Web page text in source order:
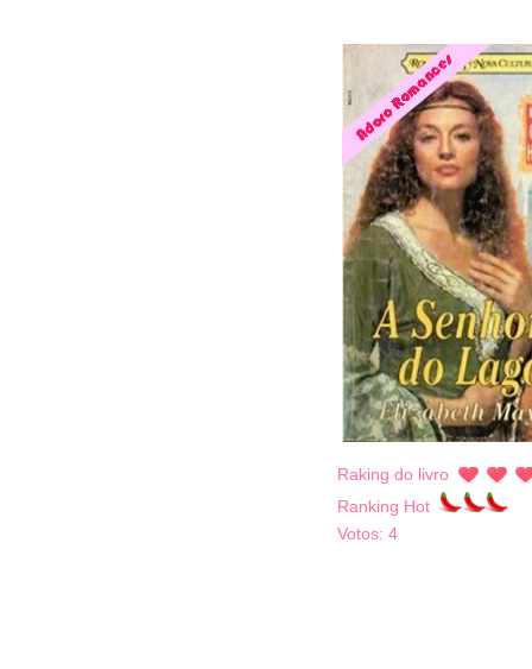
Raking do livro
Ranking Hot
Votos: 4